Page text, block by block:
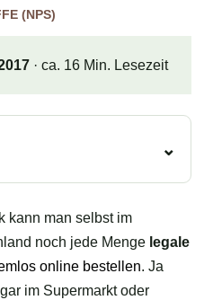
(NPS)
· ca. 16 Min. Lesezeit
kann man selbst im
noch jede Menge legale
online bestellen. Ja
im Supermarkt oder